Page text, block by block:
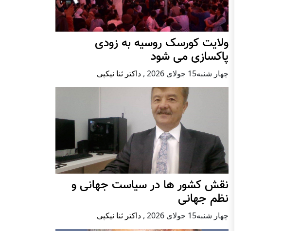
ولایت کورسک روسیه به زودی
پاکسازی می شود
چهار شنبه15 جولای 2026 , داکتر ثنا نیکپی
نقش کشور ها در سیاست جهانی و
نظم جهانی
چهار شنبه15 جولای 2026 , داکتر ثنا نیکپی